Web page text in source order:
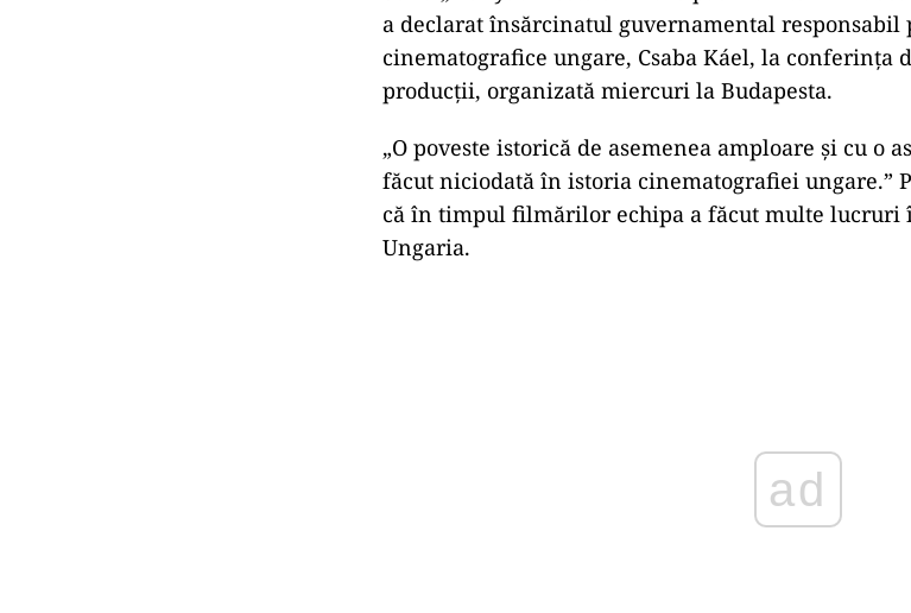
a declarat însărcinatul guvernamental
cinematografice ungare, Csaba Káel, la conferinţa
producţii, organizată miercuri la Budapesta.
„O poveste istorică de asemenea amploare şi cu o
făcut niciodată în istoria cinematografiei ungare.”
că în timpul filmărilor echipa a făcut multe lucruri
Ungaria.